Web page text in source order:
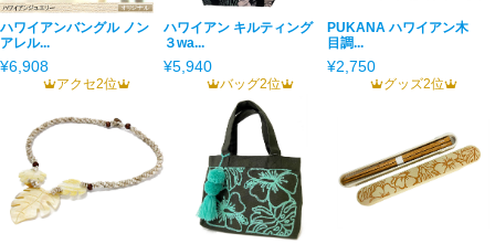
ハワイアンバングル ノン
アレル...
¥6,908
ハワイアン キルティング
３wa...
¥5,940
PUKANA ハワイアン木
目調...
¥2,750
アクセ2位 バッグ2位 グッズ2位